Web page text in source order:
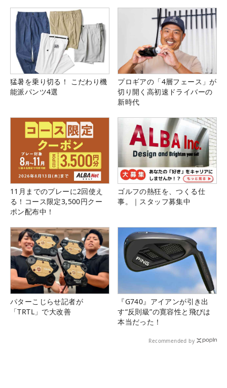
猛暑を乗り切る！ こだわり機
能派パンツ4選
プロギアの「4層フェース」が
切り開く高初速ドライバーの
新時代
11月までのプレーに2回使え
る！コース限定3,500円クー
ポン配布中！
ゴルフの熱狂を、つくる仕
事。｜スタッフ募集中
パターこじらせ記者が
「TRTL」で大改善
『G740』アイアンが引き出
す“反則級”の寛容性と飛びは
本当だった！
Recommended by